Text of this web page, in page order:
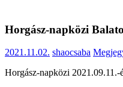
Horgász-napközi
2021.11.02. shaocsaba
Horgász-napközi 2021.09.11.-